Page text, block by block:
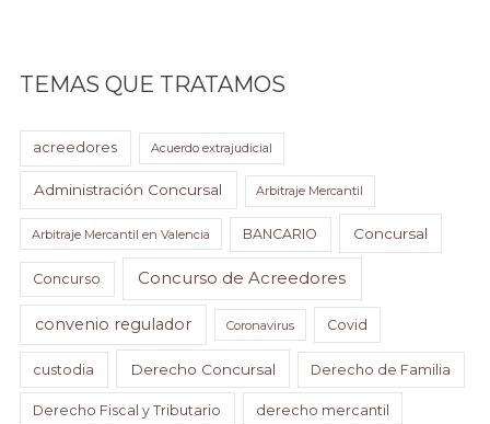
TEMAS QUE TRATAMOS
acreedores Acuerdo extrajudicial
Administración Concursal Arbitraje Mercantil
Arbitraje Mercantil en Valencia BANCARIO Concursal
Concurso Concurso de Acreedores
convenio regulador Coronavirus Covid
custodia Derecho Concursal Derecho de Familia
Derecho Fiscal y Tributario derecho mercantil